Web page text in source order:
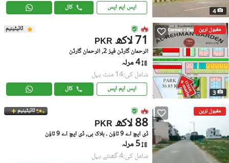
4 ایس ایم ایس کال
مقبول ترین
3
ٹائیٹینیم
PKR 71 لاکھ
الرحمان گارڈن فیز 2, الرحمان گارڈن
4 مرلہ
شامل کی:14 منٹ پہل
ایس ایم ایس کال
مقبول ترین ٹائیٹینیم
PKR 88 لاکھ
ڈی ایچ اے 9 ٹاؤن ۔ بلاک بی, ڈی ایچ اے 9 ٹاؤن
5 مرلہ
شامل کی:4 گھنٹے پہل